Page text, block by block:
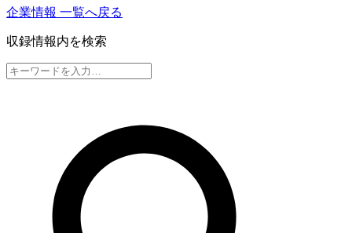
企業情報 一覧へ戻る
収録情報内を検索